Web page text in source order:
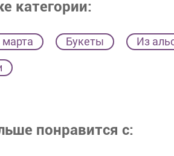
категории:
марта Букеты Из
понравится с: